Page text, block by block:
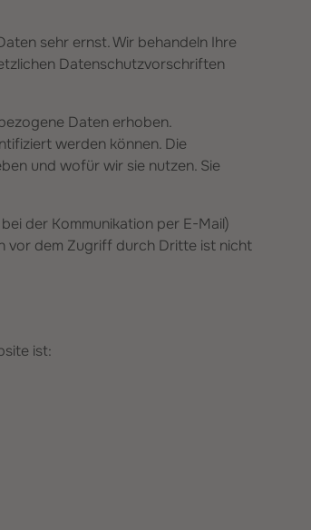
sehr ernst. Wir behandeln Ihre
Datenschutzvorschriften
Daten erhoben.
werden können. Die
und wofür wir sie nutzen. Sie
der Kommunikation per E-Mail)
vor dem Zugriff durch Dritte ist nicht
ist: